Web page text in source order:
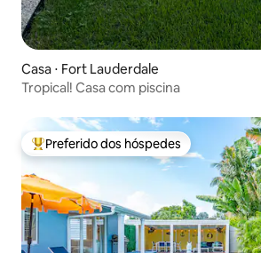
Casa ⋅ Fort Lauderdale
Tropical! Casa com piscina
Entre os melhores preferidos dos
Preferido dos hóspedes